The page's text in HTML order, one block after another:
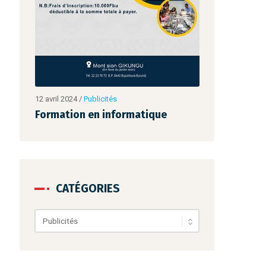
12 avril 2024/ Publicités
Formation en informatique
CATÉGORIES
Catégories